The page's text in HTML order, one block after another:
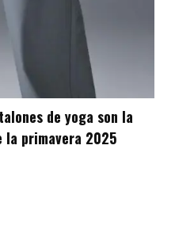
de yoga son la
la primavera 2025